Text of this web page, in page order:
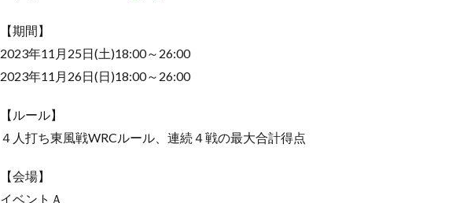
【期間】
2023年11月25日(土)18:00～26:00
2023年11月26日(日)18:00～26:00
【ルール】
４人打ち東風戦WRCルール、連続４戦の最大合計得点
【会場】
イベントＡ